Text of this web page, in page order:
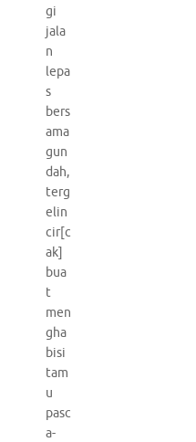
gi
jala
n
lepa
s
bers
ama
gun
dah,
terg
elin
cir[c
ak]
bua
t
men
gha
bisi
tam
u
pasc
a-